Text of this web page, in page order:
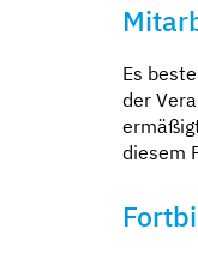
Es
der
diesem